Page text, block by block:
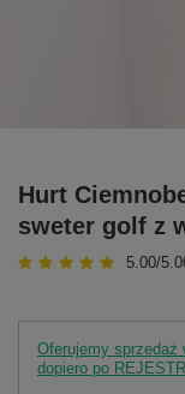
Hurt
sweter golf z
5.00/
Oferujemy sprzedaż
dopiero po